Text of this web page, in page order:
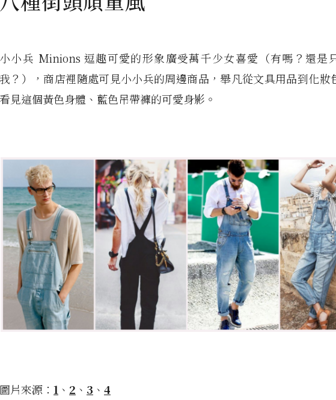
小小兵 Minions 逗趣可愛的形象廣受萬千少女喜愛（有嗎？還是
我？），商店裡隨處可見小小兵的周邊商品，舉凡從文具用品到化妝
看見這個黃色身體、藍色吊帶褲的可愛身影。
圖片來源： 1 、 2 、 3 、 4